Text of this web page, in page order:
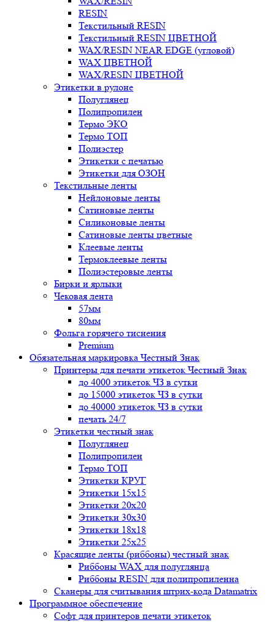
RESIN
Текстильный RESIN
Текстильный RESIN ЦВЕТНОЙ
WAX/RESIN NEAR EDGE (угловой)
WAX ЦВЕТНОЙ
WAX/RESIN ЦВЕТНОЙ
Этикетки в рулоне
Полуглянец
Полипропилен
Термо ЭКО
Термо ТОП
Полиэстер
Этикетки с печатью
Этикетки для ОЗОН
Текстильные ленты
Нейлоновые ленты
Сатиновые ленты
Силиконовые ленты
Сатиновые ленты цветные
Клеевые ленты
Термоклеевые ленты
Полиэстеровые ленты
Бирки и ярлыки
Чековая лента
57мм
80мм
Фольга горячего тиснения
Premium
Обязательная маркировка Честный Знак
Принтеры для печати этикеток Честный Знак
до 4000 этикеток ЧЗ в сутки
до 15000 этикеток ЧЗ в сутки
до 40000 этикеток ЧЗ в сутки
печать 24/7
Этикетки честный знак
Полуглянец
Полипропилен
Термо ТОП
Этикетки КРУГ
Этикетки 15х15
Этикетки 20х20
Этикетки 30х30
Этикетки 18х18
Этикетки 25х25
Красящие ленты (риббоны) честный знак
Риббоны WAX для полуглянца
Риббоны RESIN для полипропиленна
Сканеры для считывания штрих-кода Datamatrix
Программное обеспечение
Софт для принтеров печати этикеток